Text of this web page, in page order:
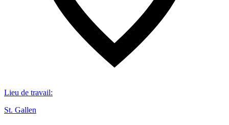
Lieu de travail:
St. Gallen